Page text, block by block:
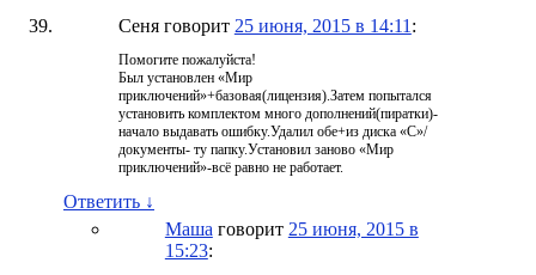
Сеня говорит 25 июня, 2015 в 14:11 :
Помогите пожалуйста!
Был установлен «Мир
приключений»+базовая(лицензия).Затем попытался
установить комплектом много дополнений(пиратки)-
начало выдавать ошибку.Удалил обе+из диска «С»/
документы- ту папку.Установил заново «Мир
приключений»-всё равно не работает.
Ответить ↓
Маша говорит 25 июня, 2015 в
15:23: